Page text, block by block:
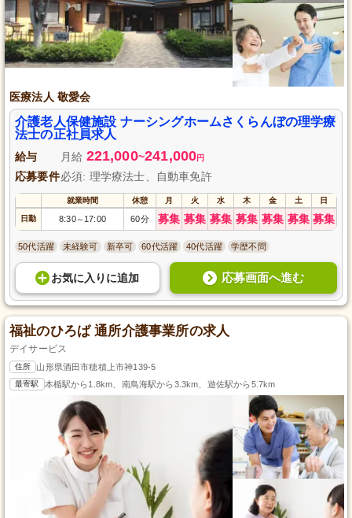
医療法人 敬愛会
介護老人保健施設 ナーシングホームさくらんぼの理学療
法士の正社員求人
給与 月給 221,000~241,000円
応募要件必須: 理学療法士、自動車免許
就業時間 休憩 月 火 水 木 金 土 日
日勤 8:30～ 17:00 60分 募集 募集 募集 募集 募集 募集 募集
50代活躍 未経験可 新卒可 60代活躍 40代活躍 学歴不問
お気に入り に追加 応募画面へ進む
福祉のひろば 通所介護事業所の求人
デイサービス
住所 山形県酒田市穂積上市神139-5
最寄駅 本楯駅から1.8km、南鳥海駅から3.3km、遊佐駅から5.7km